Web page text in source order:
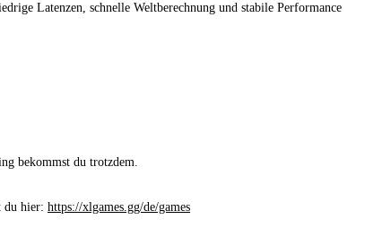
Latenzen, schnelle Weltberechnung und stabile Performance
bekommst du trotzdem.
du hier: https://xlgames.gg/de/games